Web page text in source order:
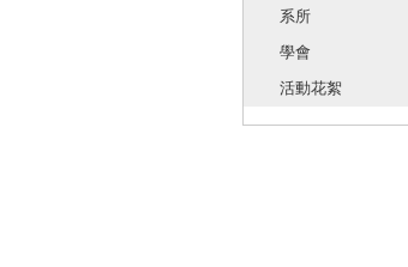
系所
學會
活動花絮